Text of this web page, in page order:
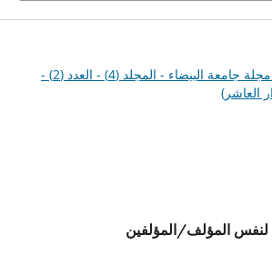
مجلد 4 عدد 2 (2022): مجلة جامعة البيضاء - المجلد (4) - العدد (2) -
لنفس المؤلف/المؤلفين